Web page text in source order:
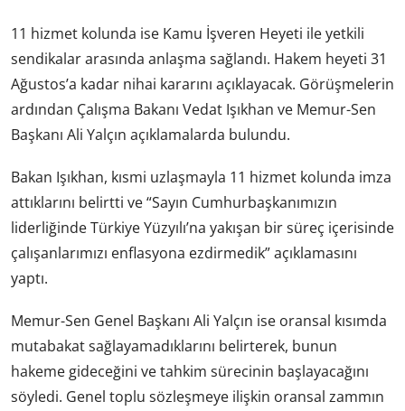
11 hizmet kolunda ise Kamu İşveren Heyeti ile yetkili
sendikalar arasında anlaşma sağlandı. Hakem heyeti 31
Ağustos’a kadar nihai kararını açıklayacak. Görüşmelerin
ardından Çalışma Bakanı Vedat Işıkhan ve Memur-Sen
Başkanı Ali Yalçın açıklamalarda bulundu.
Bakan Işıkhan, kısmi uzlaşmayla 11 hizmet kolunda imza
attıklarını belirtti ve “Sayın Cumhurbaşkanımızın
liderliğinde Türkiye Yüzyılı’na yakışan bir süreç içerisinde
çalışanlarımızı enflasyona ezdirmedik” açıklamasını
yaptı.
Memur-Sen Genel Başkanı Ali Yalçın ise oransal kısımda
mutabakat sağlayamadıklarını belirterek, bunun
hakeme gideceğini ve tahkim sürecinin başlayacağını
söyledi. Genel toplu sözleşmeye ilişkin oransal zammın